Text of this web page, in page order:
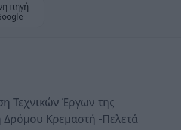
πηγή
Τεχνικών Έργων της
Δρόμου Κρεμαστή -Πελετά